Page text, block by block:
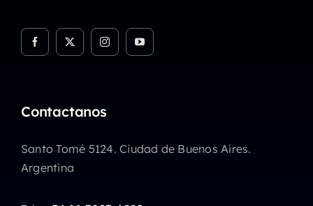
Contactanos
Santo Tomé 5124. Ciudad de Buenos Aires.
Argentina